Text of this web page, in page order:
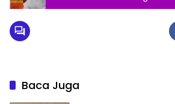
Penyelamatan 2023
Baca Juga